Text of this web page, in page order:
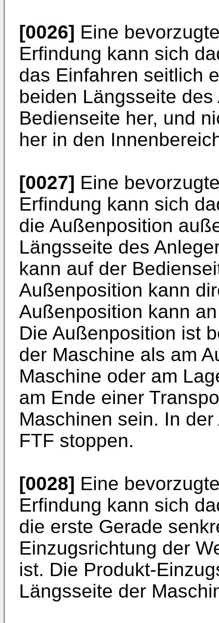
[0026] Eine
Erfindung kann sich
das Einfahren seitlich
beiden Längsseite
Bedienseite her, und
her in den
[0027] Eine
Erfindung kann sich
die Außenposition
Längsseite des
kann auf der
Außenposition kann
Außenposition kann
Die Außenposition ist
der Maschine als am
Maschine oder am
am Ende einer
Maschinen sein. In
FTF stoppen.
[0028] Eine
Erfindung kann sich
die erste Gerade
Einzugsrichtung der
ist. Die Produkt-
Längsseite der